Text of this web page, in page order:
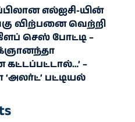
எல்ஐசி-​யின்
விற்பனை வெற்றி
செஸ் போட்டி –
–
பட்டியல்